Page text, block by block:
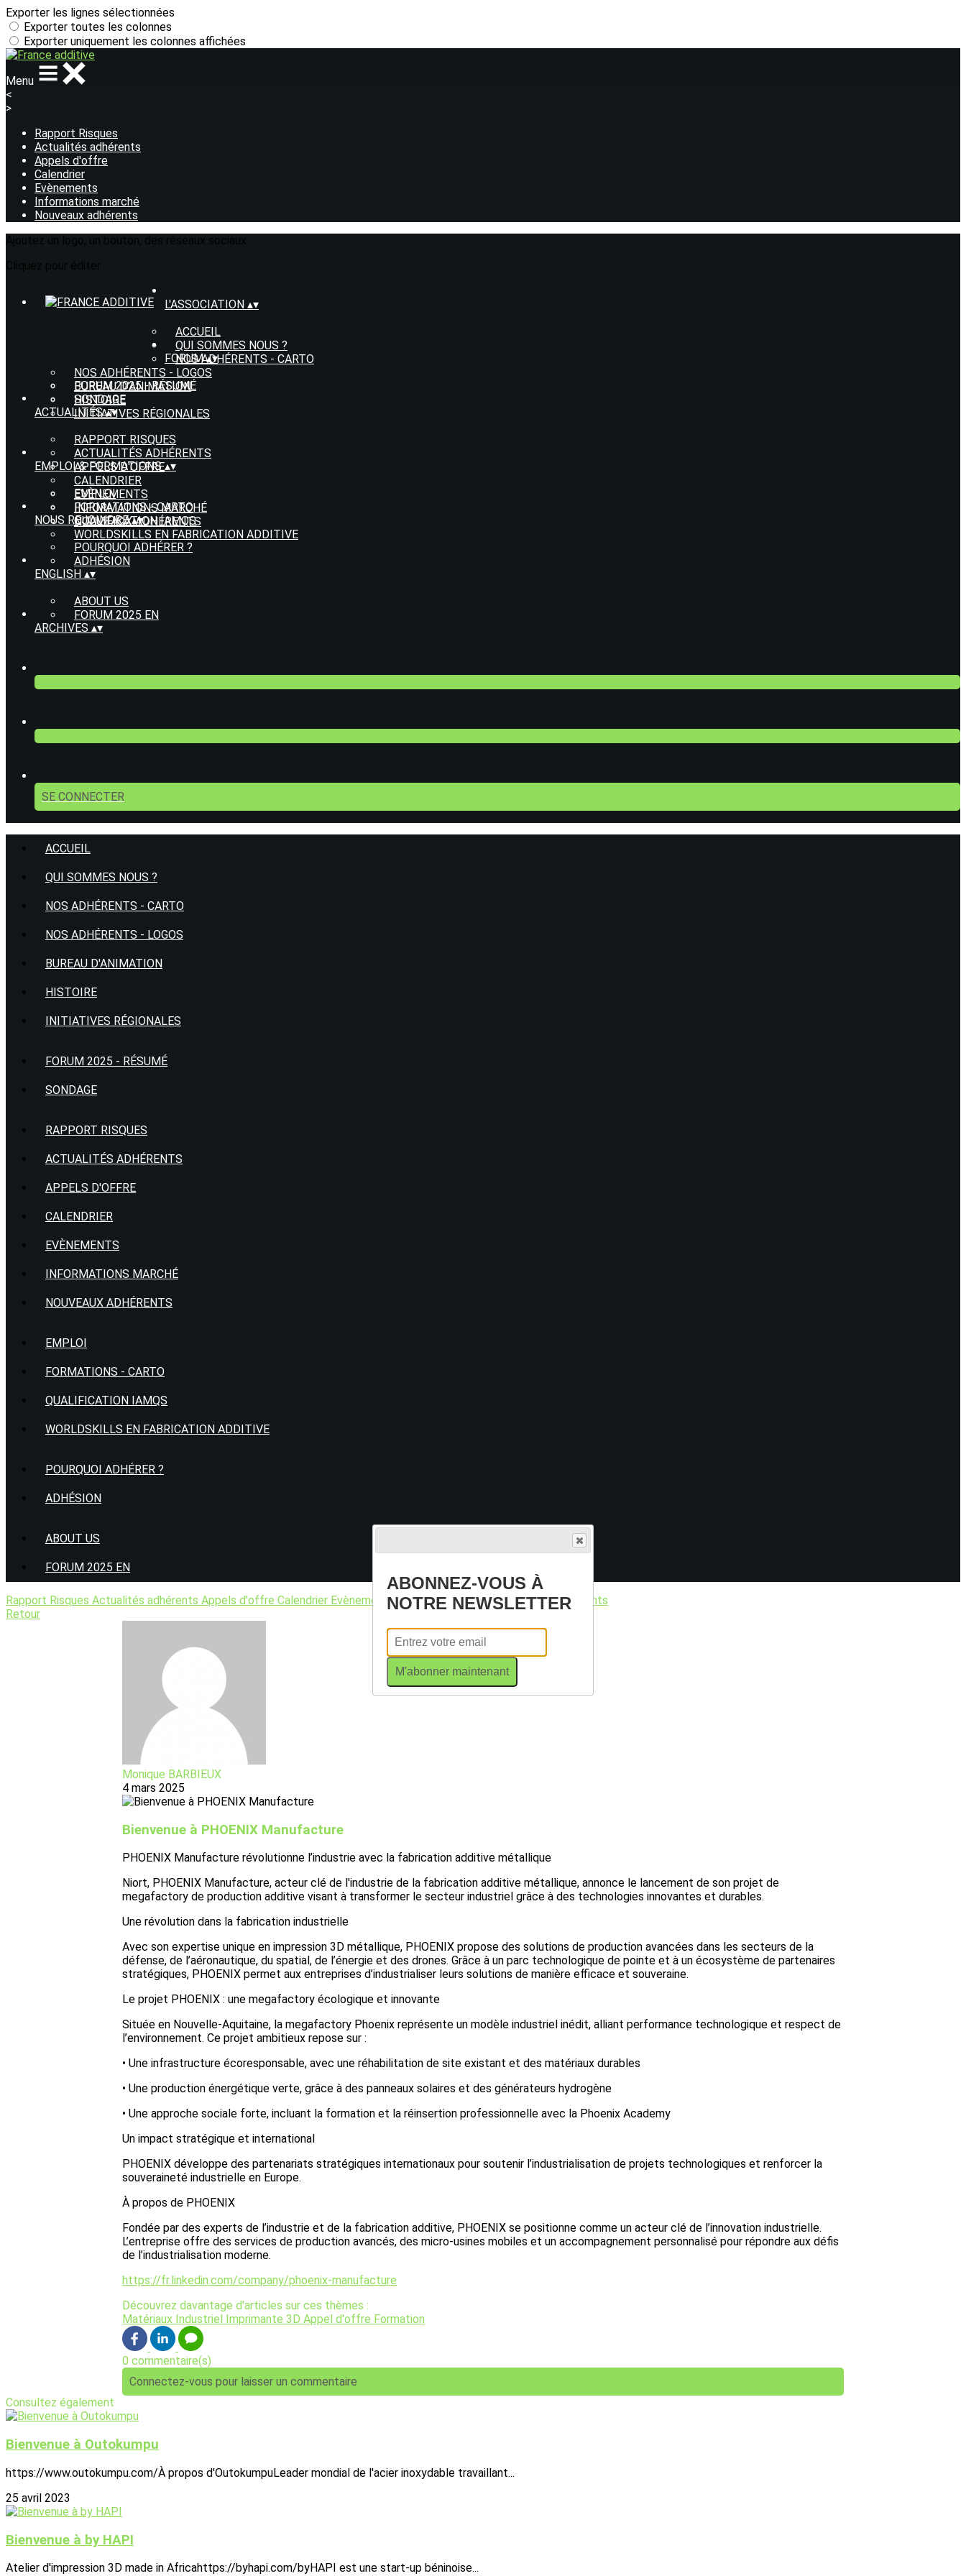
Exporter les lignes sélectionnées
Exporter toutes les colonnes
Exporter uniquement les colonnes affichées
Menu
<
>
Rapport Risques
Actualités adhérents
Appels d'offre
Calendrier
Evènements
Informations marché
Nouveaux adhérents
L'ASSOCIATION ▴▾
ACCUEIL
QUI SOMMES NOUS ?
NOS ADHÉRENTS - CARTO
NOS ADHÉRENTS - LOGOS
BUREAU D'ANIMATION
HISTOIRE
INITIATIVES RÉGIONALES
FORUM▴▾
FORUM 2025 - RÉSUMÉ
SONDAGE
ACTUALITÉS▴▾
RAPPORT RISQUES
ACTUALITÉS ADHÉRENTS
APPELS D'OFFRE
CALENDRIER
EVÈNEMENTS
INFORMATIONS MARCHÉ
NOUVEAUX ADHÉRENTS
EMPLOI & FORMATIONS▴▾
EMPLOI
FORMATIONS - CARTO
QUALIFICATION IAMQS
WORLDSKILLS EN FABRICATION ADDITIVE
NOUS REJOINDRE▴▾
POURQUOI ADHÉRER ?
ADHÉSION
ENGLISH ▴▾
ABOUT US
FORUM 2025 EN
ARCHIVES ▴▾
SE CONNECTER
ACCUEIL
QUI SOMMES NOUS ?
NOS ADHÉRENTS - CARTO
NOS ADHÉRENTS - LOGOS
BUREAU D'ANIMATION
HISTOIRE
INITIATIVES RÉGIONALES
FORUM 2025 - RÉSUMÉ
SONDAGE
RAPPORT RISQUES
ACTUALITÉS ADHÉRENTS
APPELS D'OFFRE
CALENDRIER
EVÈNEMENTS
INFORMATIONS MARCHÉ
NOUVEAUX ADHÉRENTS
EMPLOI
FORMATIONS - CARTO
QUALIFICATION IAMQS
WORLDSKILLS EN FABRICATION ADDITIVE
POURQUOI ADHÉRER ?
ADHÉSION
ABOUT US
FORUM 2025 EN
Rapport Risques Actualités adhérents Appels d'offre Calendrier EvènementsInformations marchéNouveaux adhérents
Retour
Monique BARBIEUX
4 mars 2025
Bienvenue à PHOENIX Manufacture
PHOENIX Manufacture révolutionne l’industrie avec la fabrication additive métallique
Niort, PHOENIX Manufacture, acteur clé de l'industrie de la fabrication additive métallique, annonce le lancement de son projet de
megafactory de production additive visant à transformer le secteur industriel grâce à des technologies innovantes et durables.
Une révolution dans la fabrication industrielle
Avec son expertise unique en impression 3D métallique, PHOENIX propose des solutions de production avancées dans les secteurs de la
défense, de l’aéronautique, du spatial, de l’énergie et des drones. Grâce à un parc technologique de pointe et à un écosystème de partenaires
stratégiques, PHOENIX permet aux entreprises d’industrialiser leurs solutions de manière efficace et souveraine.
Le projet PHOENIX : une megafactory écologique et innovante
Située en Nouvelle-Aquitaine, la megafactory Phoenix représente un modèle industriel inédit, alliant performance technologique et respect de
l’environnement. Ce projet ambitieux repose sur :
• Une infrastructure écoresponsable, avec une réhabilitation de site existant et des matériaux durables
• Une production énergétique verte, grâce à des panneaux solaires et des générateurs hydrogène
• Une approche sociale forte, incluant la formation et la réinsertion professionnelle avec la Phoenix Academy
Un impact stratégique et international
PHOENIX développe des partenariats stratégiques internationaux pour soutenir l’industrialisation de projets technologiques et renforcer la
souveraineté industrielle en Europe.
À propos de PHOENIX
Fondée par des experts de l’industrie et de la fabrication additive, PHOENIX se positionne comme un acteur clé de l’innovation industrielle.
L’entreprise offre des services de production avancés, des micro-usines mobiles et un accompagnement personnalisé pour répondre aux défis
de l’industrialisation moderne.
https://fr.linkedin.com/company/phoenix-manufacture
Découvrez davantage d'articles sur ces thèmes :
Matériaux Industriel Imprimante 3D Appel d'offre Formation
0 commentaire(s)
Connectez-vous pour laisser un commentaire
Consultez également
Bienvenue à Outokumpu
https://www.outokumpu.com/À propos d'OutokumpuLeader mondial de l'acier inoxydable travaillant...
25 avril 2023
Bienvenue à by HAPI
Atelier d'impression 3D made in Africahttps://byhapi.com/byHAPI est une start-up béninoise...
ABONNEZ-VOUS À
NOTRE NEWSLETTER
M'abonner maintenant